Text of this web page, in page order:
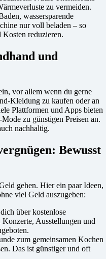
zu vermeiden.
wassersparende
nur voll beladen – so
Kosten reduzieren.
und
vor allem wenn du gerne
Kleidung zu kaufen oder an
Plattformen und Apps bieten
zu günstigen Preisen an.
nachhaltig.
Bewusst
gehen. Hier ein paar Ideen,
viel Geld auszugeben:
über kostenlose
Ausstellungen und
zum gemeinsamen Kochen
Das ist günstiger und oft